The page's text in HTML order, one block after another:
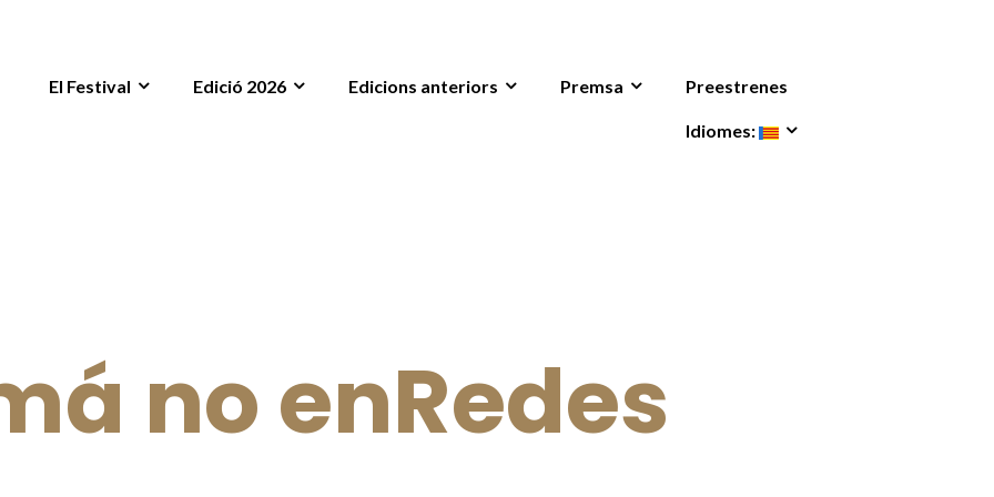
El Festival Edició 2026 Edicions anteriors Premsa Preestrenes
Idiomes:
no enRedes